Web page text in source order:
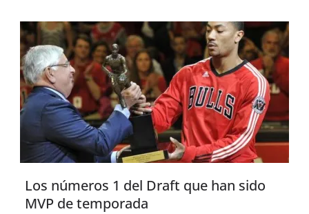
Los números 1 del Draft que han sido
MVP de temporada